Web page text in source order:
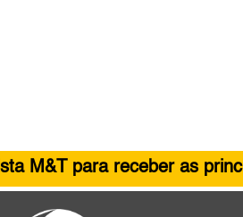
M&T para receber as